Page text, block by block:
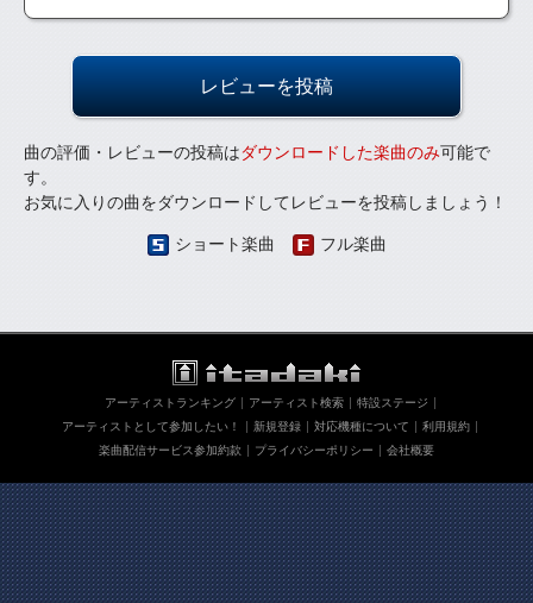
レビューを投稿
曲の評価・レビューの投稿はダウンロードした楽曲のみ可能で
す。
お気に入りの曲をダウンロードしてレビューを投稿しましょう！
ショート楽曲 フル楽曲
アーティストランキング アーティスト検索
特設ステージ
アーティストとして参加したい！
新規登録 対応機種について
利用規約
楽曲配信サービス参加約款
プライバシーポリシー 会社概要